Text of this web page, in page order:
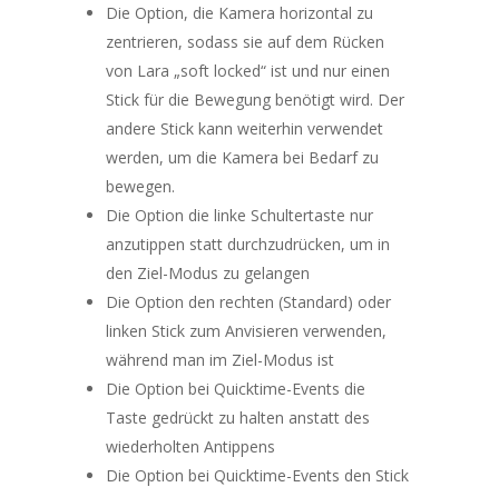
Die Option, die Kamera horizontal zu
zentrieren, sodass sie auf dem Rücken
von Lara „soft locked“ ist und nur einen
Stick für die Bewegung benötigt wird. Der
andere Stick kann weiterhin verwendet
werden, um die Kamera bei Bedarf zu
bewegen.
Die Option die linke Schultertaste nur
anzutippen statt durchzudrücken, um in
den Ziel-Modus zu gelangen
Die Option den rechten (Standard) oder
linken Stick zum Anvisieren verwenden,
während man im Ziel-Modus ist
Die Option bei Quicktime-Events die
Taste gedrückt zu halten anstatt des
wiederholten Antippens
Die Option bei Quicktime-Events den Stick